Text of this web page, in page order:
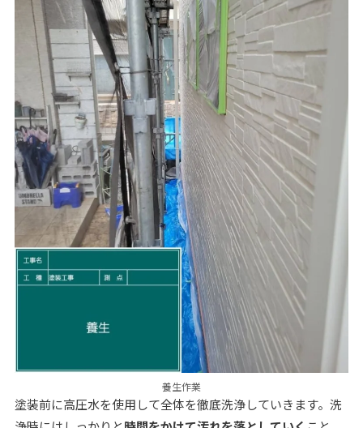
養生作業
塗装前に高圧水を使用して全体を徹底洗浄していきます。洗